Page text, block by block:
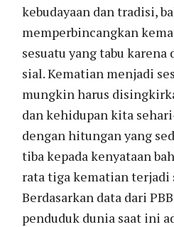
kebudayaan dan tradisi,
memperbincangkan
sesuatu yang tabu karena
sial. Kematian menjadi
mungkin harus
dan kehidupan kita
dengan hitungan yang
tiba kepada kenyataan
rata tiga kematian terjadi
Berdasarkan data dari
penduduk dunia saat ini